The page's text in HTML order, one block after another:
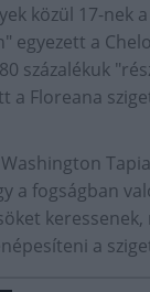
közül 17-nek
egyezett a
százalékuk
a Floreana
a fogságban
keressenek,
a